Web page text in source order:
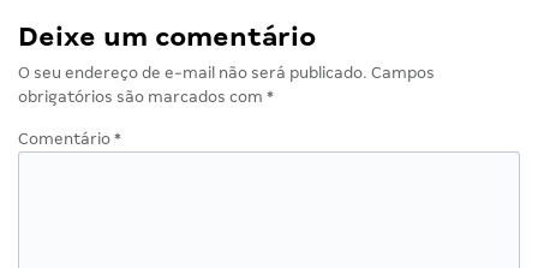
Deixe um comentário
O seu endereço de e-mail não será publicado. Campos
obrigatórios são marcados com *
Comentário *